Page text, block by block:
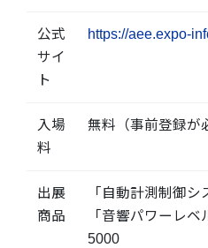
公式
サイ
ト
https://aee.expo-
入場
料
無料（事前登録が
出展
商品
「自動計測制御
「音響パワーレ
5000